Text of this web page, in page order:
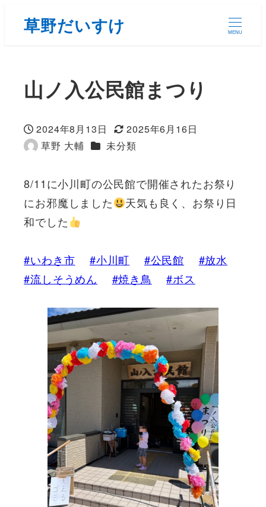
草野だいすけ MENU
山ノ入公民館まつり
投稿日
2024年8月13日
更新日
2025年6月16日
著
草野 大輔 カテゴリー
未分類
8/11に小川町の公民館で開催されたお祭り
にお邪魔しました
天気も良く、お祭り日
和でした
#いわき市 #小川町 #公民館
#放水
#流しそうめん
#焼き鳥 #ボス